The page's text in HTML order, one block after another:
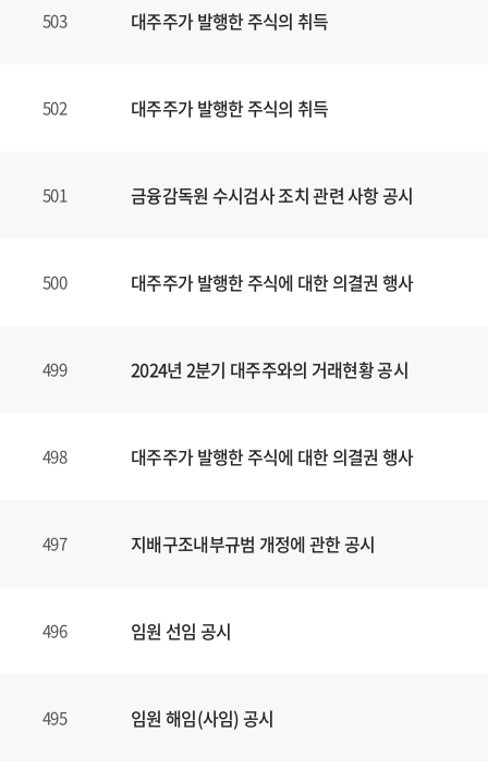
503 대주주가 발행한 주식의 취득
502 대주주가 발행한 주식의 취득
501 금융감독원 수시검사 조치 관련 사항 공시
500 대주주가 발행한 주식에 대한 의결권 행사
499 2024년 2분기 대주주와의 거래현황 공시
498 대주주가 발행한 주식에 대한 의결권 행사
497 지배구조내부규범 개정에 관한 공시
496 임원 선임 공시
495 임원 해임(사임) 공시